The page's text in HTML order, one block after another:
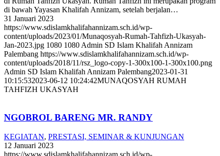
di bawah Yayasan Khalifah Annizam, setelah berjalan…
31 Januari 2023
https://www.sdislamkhalifahannizam.sch.id/wp-
content/uploads/2023/01/Munaqosyah-Rumah-Tahfizh-Ukasyah-
Jan-2023.jpg 1080 1080 Admin SD Islam Khalifah Annizam
Palembang https://www.sdislamkhalifahannizam.sch.id/wp-
content/uploads/2018/11/rsz_logo-copy-1-300x100-1-300x100.png
Admin SD Islam Khalifah Annizam Palembang2023-01-31
10:15:532023-06-12 10:24:42MUNAQOSYAH RUMAH
TAHFIZH UKASYAH
NGOBROL BARENG MR. RANDY
KEGIATAN, PRESTASI, SEMINAR & KUNJUNGAN
12 Januari 2023
https://www.sdislamkhalifahannizam.sch.id/wp-